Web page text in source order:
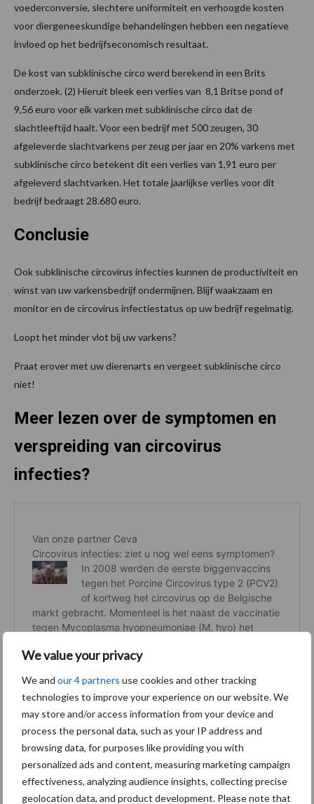
We value your privacy
We and our 4 partners use cookies and other tracking
technologies to improve your experience on our website. We
may store and/or access information from your device and
process the personal data, such as your IP address and
browsing data, for purposes like providing you with
personalized ads and content, measuring marketing campaign
effectiveness, analyzing audience insights, collecting precise
geolocation data, and product development. Please note that
voederconversie, slechtere uniformiteit en verhoogde kosten
voor diergeneeskundige behandelingen hebben een negatieve
invloed op het bedrijfseconomisch resultaat.
De kost van subklinische circo werd berekend in een Brits
onderzoek. (2) Hieruit bleek een verlies van 8,1 Britse pond of
9,56 euro voor elk varken met subklinische circo dat de
slachtleeftijd haalt. Voor een bedrijf met 500 zeugen, 30
afgeleverde slachtvarkens per zeug per jaar en 20% varkens met
subklinische circo betekent dit een verlies van 1,91 euro per
afgeleverd slachtvarken. Het totale jaarlijkse verlies voor dit
bedrijf bedraagt 28.680 euro.
Conclusie
Ook subklinische circovirus infecties kunnen de productiviteit en
winst van uw varkensbedrijf ondermijnen. Blijf waakzaam en
monitor en de circovirus infectiestatus op uw bedrijf regelmatig.
Loopt het minder vlot bij uw varkens?
Praat erover met uw dierenarts en vergeet subklinische circo
niet!
Meer lezen over de symptomen en
verspreiding van circovirus
infecties?